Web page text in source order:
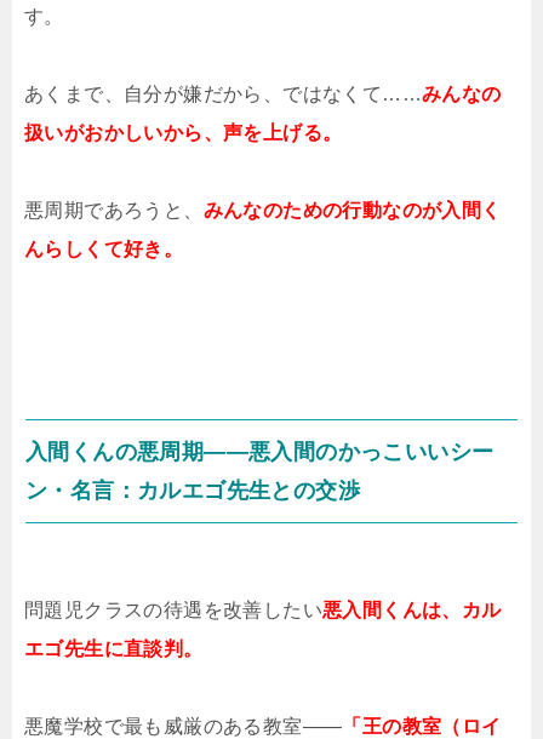
す。
あくまで、自分が嫌だから、ではなくて……みんなの
扱いがおかしいから、声を上げる。
悪周期であろうと、 みんなのための行動なのが入間く
んらしくて好き。
入間くんの悪周期――悪入間のかっこいいシー
ン・名言：カルエゴ先生との交渉
問題児クラスの待遇を改善したい悪入間くんは、カル
エゴ先生に直談判。
悪魔学校で最も威厳のある教室―― 「王の教室（ロイ